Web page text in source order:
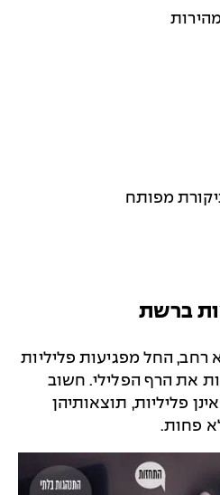
מפותח
ברשת
רחב, החל מפגיעות פליליות
את הרף הפלילי. חשוב
פליליות, תוצאותיהן
פחות.